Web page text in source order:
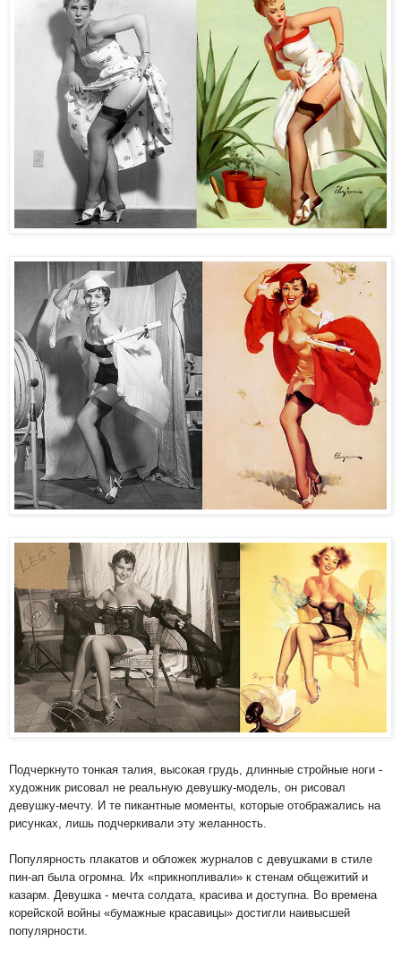
Подчеркнуто тонкая талия, высокая грудь, длинные стройные ноги -
художник рисовал не реальную девушку-модель, он рисовал
девушку-мечту. И те пикантные моменты, которые отображались на
рисунках, лишь подчеркивали эту желанность.
Популярность плакатов и обложек журналов с девушками в стиле
пин-ап была огромна. Их «прикнопливали» к стенам общежитий и
казарм. Девушка - мечта солдата, красива и доступна. Во времена
корейской войны «бумажные красавицы» достигли наивысшей
популярности.